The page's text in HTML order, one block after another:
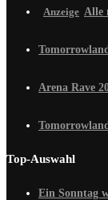
Alle
Arena Rave
Top-Auswahl
Ein Sonntag